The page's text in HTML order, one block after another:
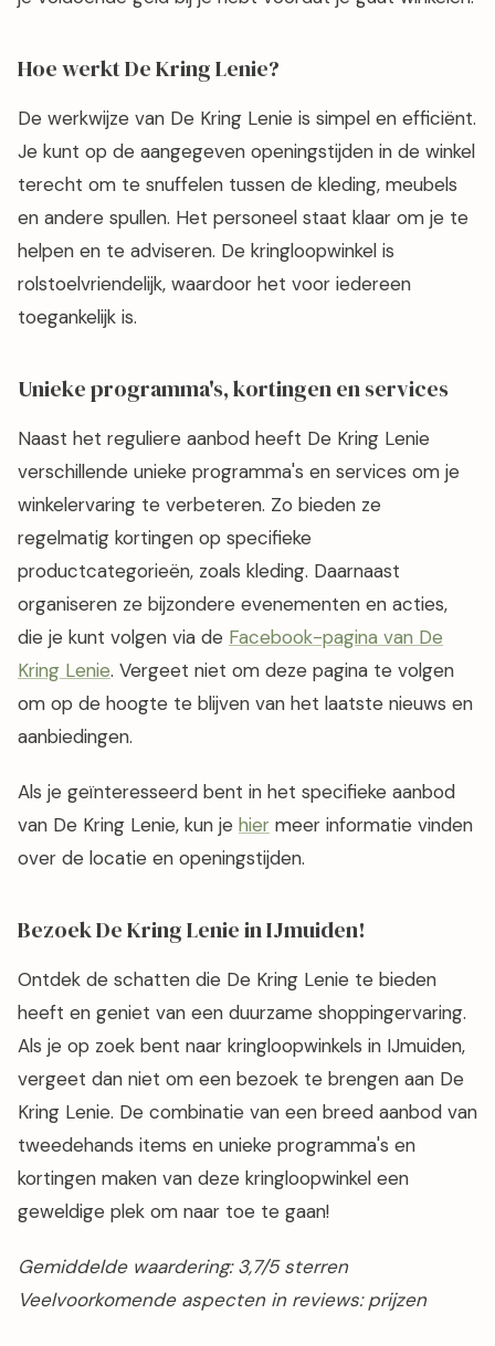
Hoe werkt De Kring Lenie?
De werkwijze van De Kring Lenie is simpel en efficiënt.
Je kunt op de aangegeven openingstijden in de winkel
terecht om te snuffelen tussen de kleding, meubels
en andere spullen. Het personeel staat klaar om je te
helpen en te adviseren. De kringloopwinkel is
rolstoelvriendelijk, waardoor het voor iedereen
toegankelijk is.
Unieke programma's, kortingen en services
Naast het reguliere aanbod heeft De Kring Lenie
verschillende unieke programma's en services om je
winkelervaring te verbeteren. Zo bieden ze
regelmatig kortingen op specifieke
productcategorieën, zoals kleding. Daarnaast
organiseren ze bijzondere evenementen en acties,
die je kunt volgen via de Facebook-pagina van De
Kring Lenie. Vergeet niet om deze pagina te volgen
om op de hoogte te blijven van het laatste nieuws en
aanbiedingen.
Als je geïnteresseerd bent in het specifieke aanbod
van De Kring Lenie, kun je hier meer informatie vinden
over de locatie en openingstijden.
Bezoek De Kring Lenie in IJmuiden!
Ontdek de schatten die De Kring Lenie te bieden
heeft en geniet van een duurzame shoppingervaring.
Als je op zoek bent naar kringloopwinkels in IJmuiden,
vergeet dan niet om een bezoek te brengen aan De
Kring Lenie. De combinatie van een breed aanbod van
tweedehands items en unieke programma's en
kortingen maken van deze kringloopwinkel een
geweldige plek om naar toe te gaan!
Gemiddelde waardering: 3,7/5 sterren
Veelvoorkomende aspecten in reviews: prijzen